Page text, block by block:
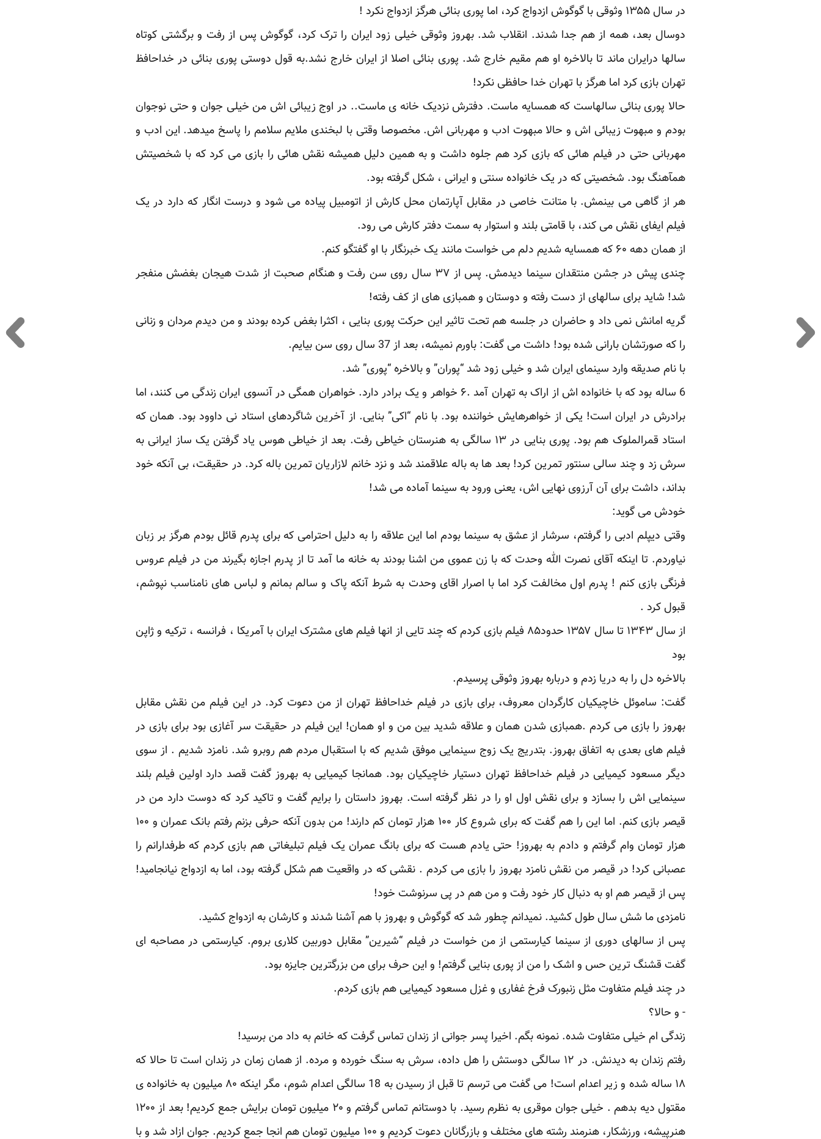
در سال ۱۳۵۵ وثوقی با گوگوش ازدواج کرد، اما پوری بنائی هرگز ازدواج نکرد !
دوسال بعد، همه از هم جدا شدند. انقلاب شد. بهروز وثوقی خیلی زود ایران را ترک کرد، گوگوش پس از رفت و برگشتی کوتاه
سالها درایران ماند تا بالاخره او هم مقیم خارج شد. پوری بنائی اصلا از ایران خارج نشد.به قول دوستی پوری بنائی در خداحافظ
تهران بازی کرد اما هرگز با تهران خدا حافظی نکرد!
حالا پوری بنائی سالهاست که همسایه ماست. دفترش نزدیک خانه ی ماست.. در اوج زیبائی اش من خیلی جوان و حتی نوجوان
بودم و مبهوت زیبائی اش و حالا مبهوت ادب و مهربانی اش. مخصوصا وقتی با لبخندی ملایم سلامم را پاسخ میدهد. این ادب و
مهربانی حتی در فیلم هائی که بازی کرد هم جلوه داشت و به همین دلیل همیشه نقش هائی را بازی می کرد که با شخصیتش
همآهنگ بود. شخصیتی که در یک خانواده سنتی و ایرانی ، شکل گرفته بود.
هر از گاهی می بینمش. با متانت خاصی در مقابل آپارتمان محل کارش از اتومبیل پیاده می شود و درست انگار که دارد در یک
فیلم ایفای نقش می کند، با قامتی بلند و استوار به سمت دفتر کارش می رود.
از همان دهه ۶۰ که همسایه شدیم دلم می خواست مانند یک خبرنگار با او گفتگو کنم.
چندی پیش در جشن منتقدان سینما دیدمش. پس از ۳۷ سال روی سن رفت و هنگام صحبت از شدت هیجان بغضش منفجر
شد! شاید برای سالهای از دست رفته و دوستان و همبازی های از کف رفته!
گریه امانش نمی داد و حاضران در جلسه هم تحت تاثیر این حرکت پوری بنایی ، اکثرا بغض کرده بودند و من دیدم مردان و زنانی
را که صورتشان بارانی شده بود! داشت می گفت: باورم نمیشه، بعد از 37 سال روی سن بیایم.
با نام صدیقه وارد سینمای ایران شد و خیلی زود شد “پوران” و بالاخره “پوری” شد.
6 ساله بود که با خانواده اش از اراک به تهران آمد .۶ خواهر و یک برادر دارد. خواهران همگی در آنسوی ایران زندگی می کنند، اما
برادرش در ایران است! یکی از خواهرهایش خواننده بود. با نام “اکی” بنایی. از آخرین شاگردهای استاد نی داوود بود. همان که
استاد قمرالملوک هم بود. پوری بنایی در ۱۳ سالگی به هنرستان خیاطی رفت. بعد از خیاطی هوس یاد گرفتن یک ساز ایرانی به
سرش زد و چند سالی سنتور تمرین کرد! بعد ها به باله علاقمند شد و نزد خانم لازاریان تمرین باله کرد. در حقیقت، بی آنکه خود
بداند، داشت برای آن آرزوی نهایی اش، یعنی ورود به سینما آماده می شد!
خودش می گوید:
وقتی دیپلم ادبی را گرفتم، سرشار از عشق به سینما بودم اما این علاقه را به دلیل احترامی که برای پدرم قائل بودم هرگز بر زبان
نیاوردم. تا اینکه آقای نصرت الله وحدت که با زن عموی من اشنا بودند به خانه ما آمد تا از پدرم اجازه بگیرند من در فیلم عروس
فرنگی بازی کنم ! پدرم اول مخالفت کرد اما با اصرار اقای وحدت به شرط آنکه پاک و سالم بمانم و لباس های نامناسب نپوشم،
قبول کرد .
از سال ۱۳۴۳ تا سال ۱۳۵۷ حدود۸۵ فیلم بازی کردم که چند تایی از انها فیلم های مشترک ایران با آمریکا ، فرانسه ، ترکیه و ژاپن
بود
بالاخره دل را به دریا زدم و درباره بهروز وثوقی پرسیدم.
گفت: ساموئل خاچیکیان کارگردان معروف، برای بازی در فیلم خداحافظ تهران از من دعوت کرد. در این فیلم من نقش مقابل
بهروز را بازی می کردم .همبازی شدن همان و علاقه شدید بین من و او همان! این فیلم در حقیقت سر آغازی بود برای بازی در
فیلم های بعدی به اتفاق بهروز. بتدریج یک زوج سینمایی موفق شدیم که با استقبال مردم هم روبرو شد. نامزد شدیم . از سوی
دیگر مسعود کیمیایی در فیلم خداحافظ تهران دستیار خاچیکیان بود. همانجا کیمیایی به بهروز گفت قصد دارد اولین فیلم بلند
سینمایی اش را بسازد و برای نقش اول او را در نظر گرفته است. بهروز داستان را برایم گفت و تاکید کرد که دوست دارد من در
قیصر بازی کنم. اما این را هم گفت که برای شروع کار ۱۰۰ هزار تومان کم دارند! من بدون آنکه حرفی بزنم رفتم بانک عمران و ۱۰۰
هزار تومان وام گرفتم و دادم به بهروز! حتی یادم هست که برای بانگ عمران یک فیلم تبلیغاتی هم بازی کردم که طرفدارانم را
عصبانی کرد! در قیصر من نقش نامزد بهروز را بازی می کردم . نقشی که در واقعیت هم شکل گرفته بود، اما به ازدواج نیانجامید!
پس از قیصر هم او به دنبال کار خود رفت و من هم در پی سرنوشت خود!
نامزدی ما شش سال طول کشید. نمیدانم چطور شد که گوگوش و بهروز با هم آشنا شدند و کارشان به ازدواج کشید.
پس از سالهای دوری از سینما کیارستمی از من خواست در فیلم “شیرین” مقابل دوربین کلاری بروم. کیارستمی در مصاحبه ای
گفت قشنگ ترین حس و اشک را من از پوری بنایی گرفتم! و این حرف برای من بزرگترین جایزه بود.
در چند فیلم متفاوت مثل زنبورک فرخ غفاری و غزل مسعود کیمیایی هم بازی کردم.
- و حالا؟
زندگی ام خیلی متفاوت شده. نمونه بگم. اخیرا پسر جوانی از زندان تماس گرفت که خانم به داد من برسید!
رفتم زندان به دیدنش. در ۱۲ سالگی دوستش را هل داده، سرش به سنگ خورده و مرده. از همان زمان در زندان است تا حالا که
۱۸ ساله شده و زیر اعدام است! می گفت می ترسم تا قبل از رسیدن به 18 سالگی اعدام شوم، مگر اینکه ۸۰ میلیون به خانواده ی
مقتول دیه بدهم . خیلی جوان موقری به نظرم رسید. با دوستانم تماس گرفتم و ۲۰ میلیون تومان برایش جمع کردیم! بعد از ۱۲۰۰
هنرپیشه، ورزشکار، هنرمند رشته های مختلف و بازرگانان دعوت کردیم و ۱۰۰ میلیون تومان هم انجا جمع کردیم. جوان ازاد شد و با